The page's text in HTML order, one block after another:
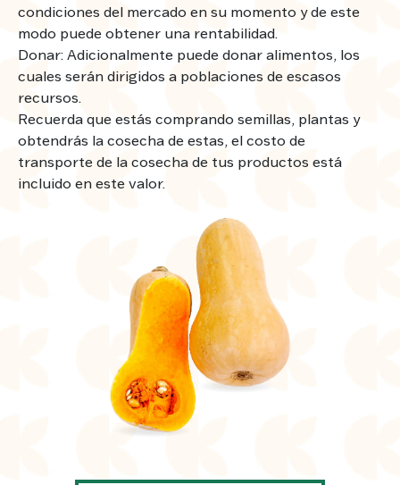
condiciones del mercado en su momento y de este
modo puede obtener una rentabilidad.
Donar: Adicionalmente puede donar alimentos, los
cuales serán dirigidos a poblaciones de escasos
recursos.
Recuerda que estás comprando semillas, plantas y
obtendrás la cosecha de estas, el costo de
transporte de la cosecha de tus productos está
incluido en este valor.